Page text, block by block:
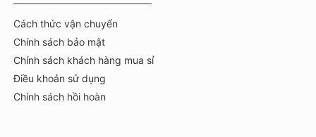
Cách thức vận chuyển
Chính sách bảo mật
Chính sách khách hàng mua sỉ
Điều khoản sử dụng
Chính sách hồi hoàn